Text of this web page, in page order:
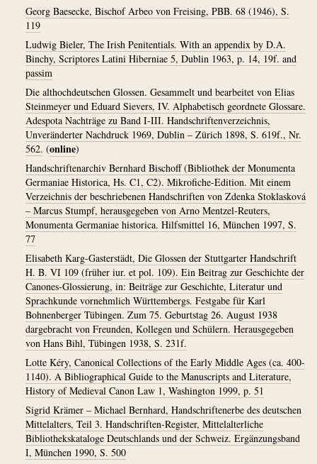
Georg Baesecke, Bischof Arbeo von Freising, PBB. 68 (1946), S.
119
Ludwig Bieler, The Irish Penitentials. With an appendix by D.A.
Binchy, Scriptores Latini Hiberniae 5, Dublin 1963, p. 14, 19f. and
passim
Die althochdeutschen Glossen. Gesammelt und bearbeitet von Elias
Steinmeyer und Eduard Sievers, IV. Alphabetisch geordnete Glossare.
Adespota Nachträge zu Band I-III. Handschriftenverzeichnis,
Unveränderter Nachdruck 1969, Dublin – Zürich 1898, S. 619f., Nr.
562. (online)
Handschriftenarchiv Bernhard Bischoff (Bibliothek der Monumenta
Germaniae Historica, Hs. C1, C2). Mikrofiche-Edition. Mit einem
Verzeichnis der beschriebenen Handschriften von Zdenka Stoklasková
– Marcus Stumpf, herausgegeben von Arno Mentzel-Reuters,
Monumenta Germaniae historica. Hilfsmittel 16, München 1997, S.
77
Elisabeth Karg-Gasterstädt, Die Glossen der Stuttgarter Handschrift
H. B. VI 109 (früher iur. et pol. 109). Ein Beitrag zur Geschichte der
Canones-Glossierung, in: Beiträge zur Geschichte, Literatur und
Sprachkunde vornehmlich Württembergs. Festgabe für Karl
Bohnenberger Tübingen. Zum 75. Geburtstag 26. August 1938
dargebracht von Freunden, Kollegen und Schülern. Herausgegeben
von Hans Bihl, Tübingen 1938, S. 231f.
Lotte Kéry, Canonical Collections of the Early Middle Ages (ca. 400-
1140). A Bibliographical Guide to the Manuscripts and Literature,
History of Medieval Canon Law 1, Washington 1999, p. 51
Sigrid Krämer – Michael Bernhard, Handschriftenerbe des deutschen
Mittelalters, Teil 3. Handschriften-Register, Mittelalterliche
Bibliothekskataloge Deutschlands und der Schweiz. Ergänzungsband
I, München 1990, S. 500